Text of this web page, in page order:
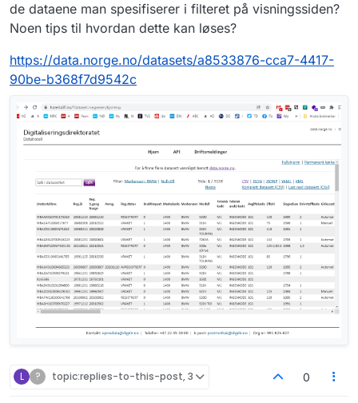
de dataene man spesifiserer i filteret på visningssiden?
Noen tips til hvordan dette kan løses?
https://data.norge.no/datasets/a8533876-cca7-4417-
90be-b368f7d9542c
L ? topic:replies-to-this-post, 3 0